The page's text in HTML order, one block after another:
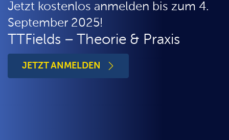
Jetzt kostenlos anmelden bis zum 4.
September 2025!
TTFields – Theorie & Praxis
JETZT ANMELDEN